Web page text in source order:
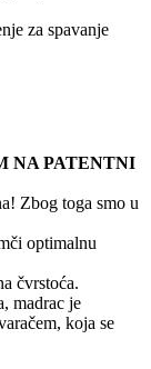
za spavanje
NA PATENTNI
Zbog toga smo u
optimalnu
čvrstoća.
madrac je
koja se